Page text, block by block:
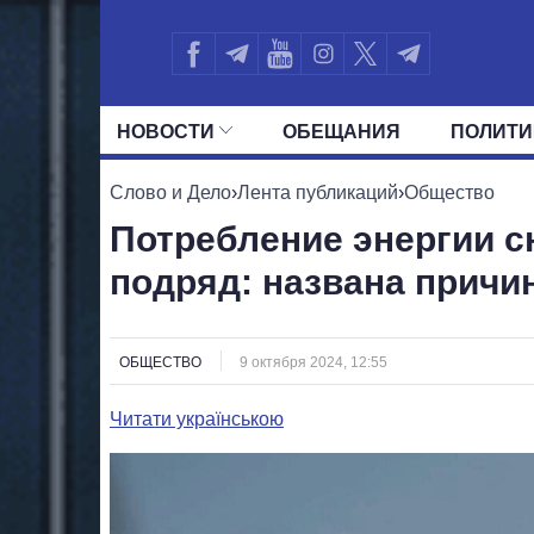
НОВОСТИ ОБЕЩАНИЯ
ВСЕ ПОЛИТИКИ ПРЕЗИДЕНТ И
Слово и Дело›Лента публикаций›Общество
Потребление энергии
подряд: названа
ОБЩЕСТВО 9 октября 2024, 12:55
Читати українською